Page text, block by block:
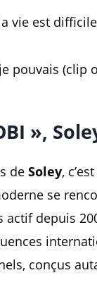
vie est
pouvais (clip
»,
de Soley,
se
depuis
conçus